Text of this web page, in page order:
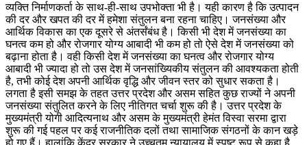
व्यक्ति निर्माणकर्ता के साथ-ही-साथ उपभोक्ता भी है। यही कारण है कि उत्पादन
की दर और खपत की दर में हमेशा संतुलन बना रहना चाहिए। जनसंख्या और
आर्थिक विकास का एक दूसरे से अंतर्संबंध है। किसी भी देश में जनसंख्या का
घनत्व कम हो और रोजगार योग्य आबादी भी कम हो तो ऐसे देश में जनसंख्या को
बढ़ाना होता है। वही किसी देश में जनसंख्या का घनत्व और रोजगार योग्य
आबादी भी ज्यादा हो तो उस देश में जनसांख्यिकीय संतुलन की आवश्यकता होती
है, तभी कोई देश अपनी आर्थिक वृद्धि और जीवन स्तर को सुधार सकता है।
लगता है इसी समझ के तहत उत्तर प्रदेश और असम सहित कुछ राज्यों ने अपनी
जनसंख्या संतुलित करने के लिए नीतिगत चर्चा शुरू की है। उत्तर प्रदेश के
मुख्यमंत्री योगी आदित्यनाथ और असम के मुख्यमंत्री हेमंत विस्वा सरमा द्वारा
शुरू की गई पहल पर कई राजनीतिक दलों तथा सामाजिक संगठनों के कान खड़े
हो गए हैं। हालांकि केंद्र सरकार ने उच्चतम न्यायालय में स्पष्ट रूप से कहा है